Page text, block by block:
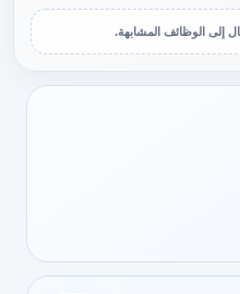
إلى الوظائف المشابهة.